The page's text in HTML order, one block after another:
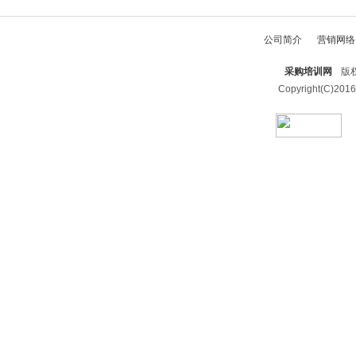
公司简介 营销网络
采购培训网
版